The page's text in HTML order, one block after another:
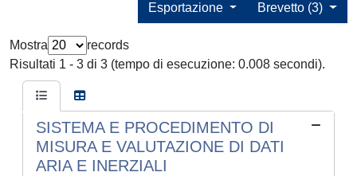
Brevetto (3)
Esportazione
Mostra
records
Risultati 1 - 3 di 3 (tempo di esecuzione: 0.008 secondi).
SISTEMA E PROCEDIMENTO DI
MISURA E VALUTAZIONE DI DATI
ARIA E INERZIALI